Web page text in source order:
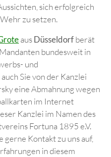
sich erfolgreich
zu setzen.
ausDüsseldorfberät
bundesweit in
und
Sie von der Kanzlei
eine Abmahnung wegen
im Internet
Kanzlei im Namen des
Fortuna 1895 e.V.
Kontakt zu uns auf,
in diesem